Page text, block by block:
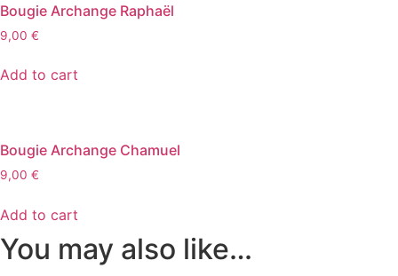
Bougie Archange Raphaël
9,00 €
Add to cart
Bougie Archange Chamuel
9,00 €
Add to cart
You may also like…